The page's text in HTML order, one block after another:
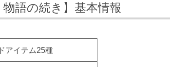
語の続き】基本情報
アイテム25種